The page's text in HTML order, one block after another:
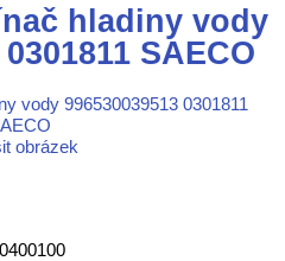
hladiny vody
SAECO
obrázek